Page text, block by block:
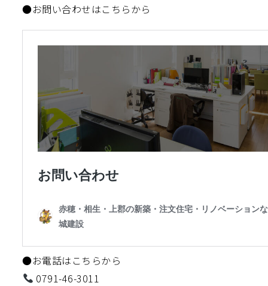
●お問い合わせはこちらから
●お電話はこちらから
0791-46-3011